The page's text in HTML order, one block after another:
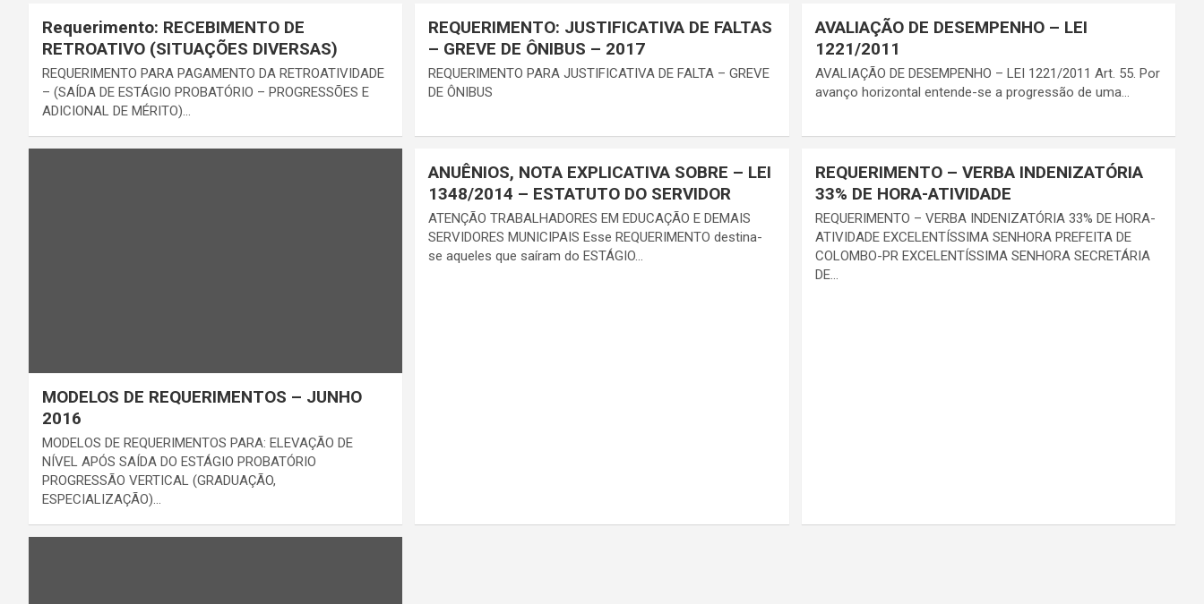
Requerimento: RECEBIMENTO DE
RETROATIVO (SITUAÇÕES DIVERSAS)
REQUERIMENTO PARA PAGAMENTO DA RETROATIVIDADE
– (SAÍDA DE ESTÁGIO PROBATÓRIO – PROGRESSÕES E
ADICIONAL DE MÉRITO)…
REQUERIMENTO: JUSTIFICATIVA DE FALTAS
– GREVE DE ÔNIBUS – 2017
REQUERIMENTO PARA JUSTIFICATIVA DE FALTA – GREVE
DE ÔNIBUS
AVALIAÇÃO DE DESEMPENHO – LEI
1221/2011
AVALIAÇÃO DE DESEMPENHO – LEI 1221/2011 Art. 55. Por
avanço horizontal entende-se a progressão de uma…
MODELOS DE REQUERIMENTOS – JUNHO
2016
MODELOS DE REQUERIMENTOS PARA: ELEVAÇÃO DE
NÍVEL APÓS SAÍDA DO ESTÁGIO PROBATÓRIO
PROGRESSÃO VERTICAL (GRADUAÇÃO,
ESPECIALIZAÇÃO)…
ANUÊNIOS, NOTA EXPLICATIVA SOBRE – LEI
1348/2014 – ESTATUTO DO SERVIDOR
ATENÇÃO TRABALHADORES EM EDUCAÇÃO E DEMAIS
SERVIDORES MUNICIPAIS Esse REQUERIMENTO destina-
se aqueles que saíram do ESTÁGIO…
REQUERIMENTO – VERBA INDENIZATÓRIA
33% DE HORA-ATIVIDADE
REQUERIMENTO – VERBA INDENIZATÓRIA 33% DE HORA-
ATIVIDADE EXCELENTÍSSIMA SENHORA PREFEITA DE
COLOMBO-PR EXCELENTÍSSIMA SENHORA SECRETÁRIA
DE…